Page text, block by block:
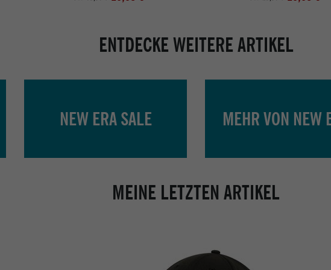
ENTDECKE WEITERE ARTIKEL
NEW ERA SALE MEHR VON NEW
MEINE LETZTEN ARTIKEL